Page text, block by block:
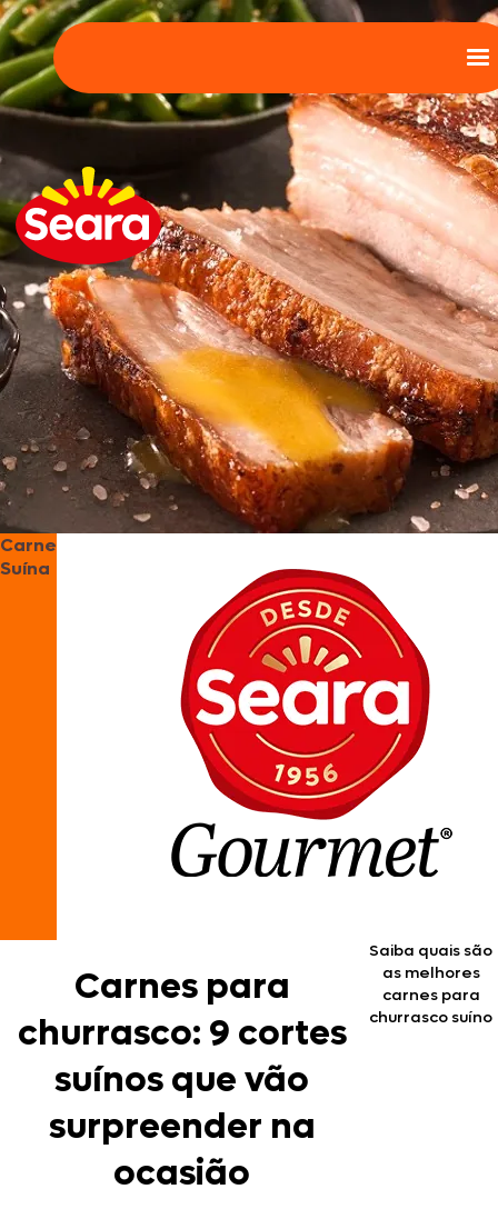
Carne
Suína
Carnes para
churrasco: 9 cortes
suínos que vão
surpreender na
ocasião
Saiba quais são
as melhores
carnes para
churrasco suíno